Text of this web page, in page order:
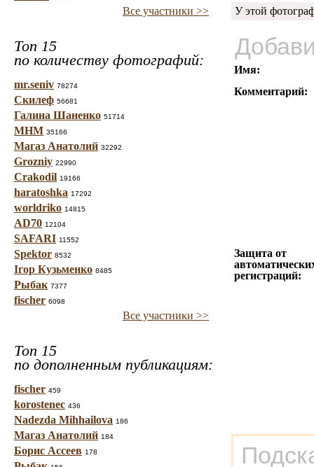
Все участники >>
Топ 15
по количеству фотографий:
mr.seniv 78274
Скилеф 56681
Галина Шаненко 51714
МНМ 35166
Магаз Анатолий 32292
Grozniy 22990
Crakodil 19166
haratoshka 17292
worldriko 14815
AD70 12104
SAFARI 11552
Spektor 8532
Ігор Кузьменко 8485
Рыбак 7377
fischer 6098
Все участники >>
Топ 15
по дополненным публикациям:
fischer 459
korostenec 436
Nadezda Mihhailova 186
Магаз Анатолий 184
Борис Ассеев 178
У этой
Имя:
Комментарий:
Защита от
регистраций: